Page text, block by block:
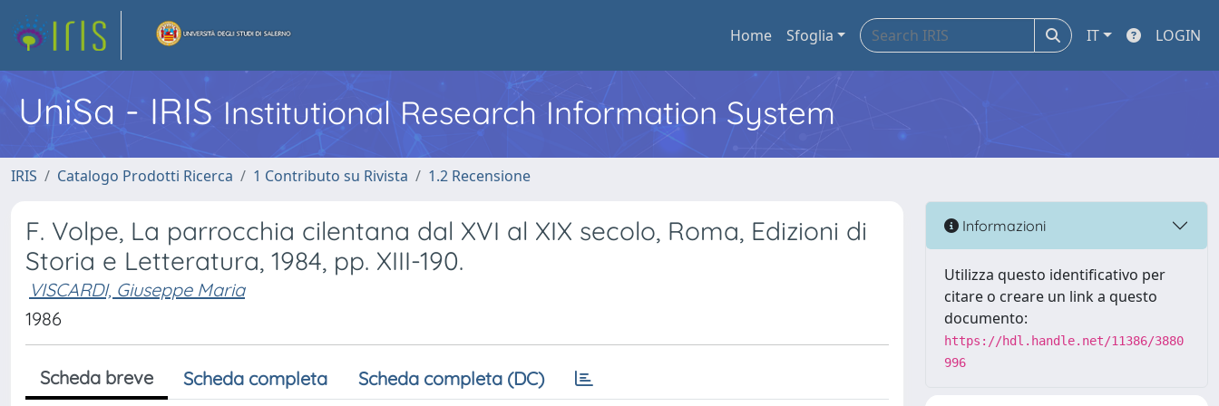
Home Sfoglia IT LOGIN
UniSa - IRIS Institutional Research Information System
IRIS Catalogo Prodotti Ricerca 1 Contributo su Rivista 1.2 Recensione
F. Volpe, La parrocchia cilentana dal XVI al XIX secolo, Roma, Edizioni di
Storia e Letteratura, 1984, pp. XIII-190.
VISCARDI, Giuseppe Maria
1986
Scheda breve Scheda completa Scheda completa (DC)
Informazioni
Utilizza questo identificativo per
citare o creare un link a questo
documento:
https://hdl.handle.net/11386/3880
996